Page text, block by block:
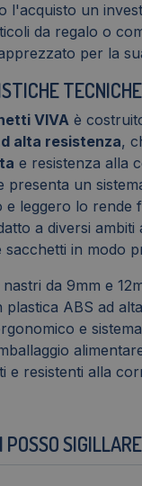
l'acquisto un
da regalo o
per la
TECNICHE
VIVA è
alta resistenza,
e resistenza alla
presenta un
e leggero lo
a diversi
in modo
da 9mm e
ABS ad
e
e resistenti alla